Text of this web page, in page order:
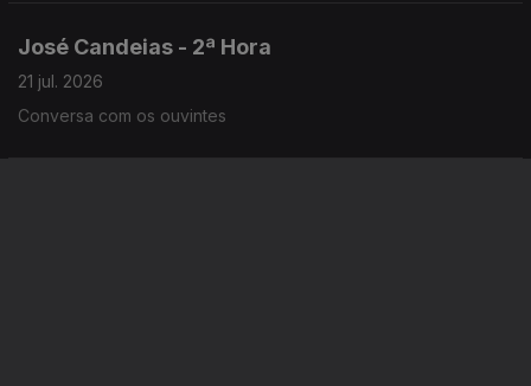
José Candeias - 2ª Hora
21 jul. 2026
Conversa com os ouvintes